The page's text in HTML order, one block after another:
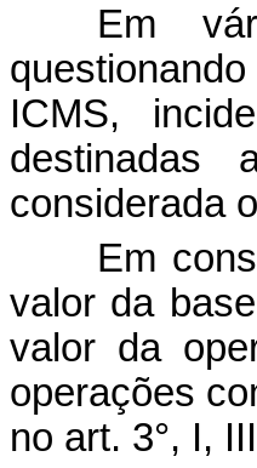
Em
ICMS,
destinadas
considerada
Em
valor da
valor da
operações
no art. 3°, I,